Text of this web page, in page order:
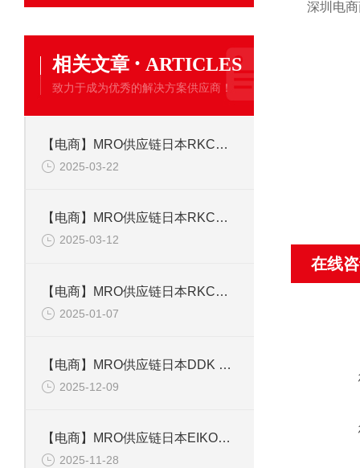
相关文章 · ARTICLES
致力于成为优秀的解决方案供应商！
【电商】MRO供应链日本RKC理化工业 热电偶ST-100 温度传感器
2025-03-22
【电商】MRO供应链日本RKC理化工业 温控模块 H-CT-A-PCE
2025-03-12
【电商】MRO供应链日本RKC理化工业DP-350C-A温度计 湿度计
2025-01-07
【电商】MRO供应链日本DDK 航空插头尾夹 DMS3057-12A(R1)
2025-12-09
【电商】MRO供应链日本EIKOH FILTER爱光 过滤芯CFM-20
2025-11-28
深圳电
在线